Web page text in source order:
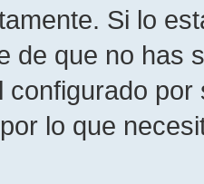
Si lo
de que no has
configurado
lo que